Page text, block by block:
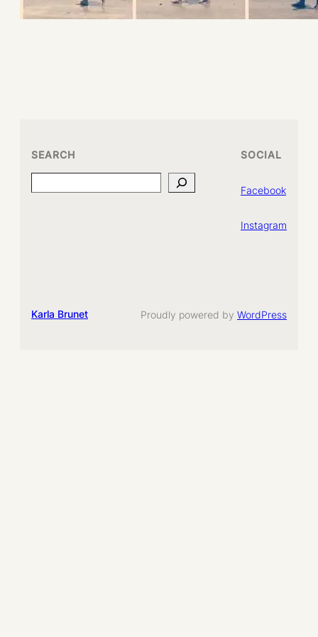
SEARCH
Search
SOCIAL
Facebook
Instagram
Karla Brunet Proudly powered by WordPress